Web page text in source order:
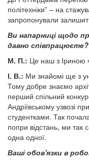
політехніки” – на
запропонували
Ви напарниці щодо
давно співпрацюєте?
М. П.: Це наш з Іриною
І. В.: Ми знайомі ще з
Тому добре знаємо
перший спільний
Андріївському узвозі
студентками. Так
попри відстань, ми так
одна одної.
Ваші обов'язки в